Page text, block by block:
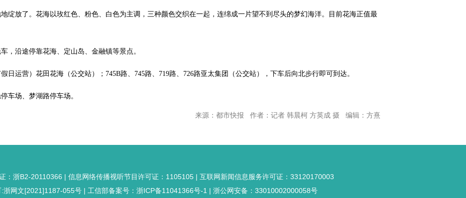
绽放了。花海以玫红色、粉色、白色为主调，三种颜色交织在一起，连绵成一片望不到尽头的梦幻海洋。目前花海正值最
，沿途停靠花海、定山岛、金融镇等景点。
日运营）花田花海（公交站）；745B路、745路、719路、726路亚太集团（公交站），下车后向北步行即可到达。
车场、梦湖路停车场。
来源：都市快报 作者：记者 韩晨柯 方英成 摄 编辑：方熹
：浙B2-20110366 | 信息网络传播视听节目许可证：1105105 | 互联网新闻信息服务许可证：33120170003
浙网文[2021]1187-055号 | 工信部备案号：浙ICP备11041366号-1 | 浙公网安备：33010002000058号